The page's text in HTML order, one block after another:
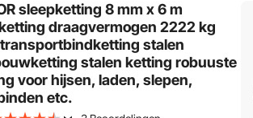
sleepketting 8 mm x 6 m
draagvermogen 2222 kg
stalen
stalen ketting robuuste
voor hijsen, laden, slepen,
etc.